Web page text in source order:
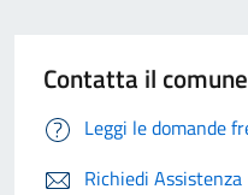
Contatta il comune
Leggi le domande
Richiedi Assistenza